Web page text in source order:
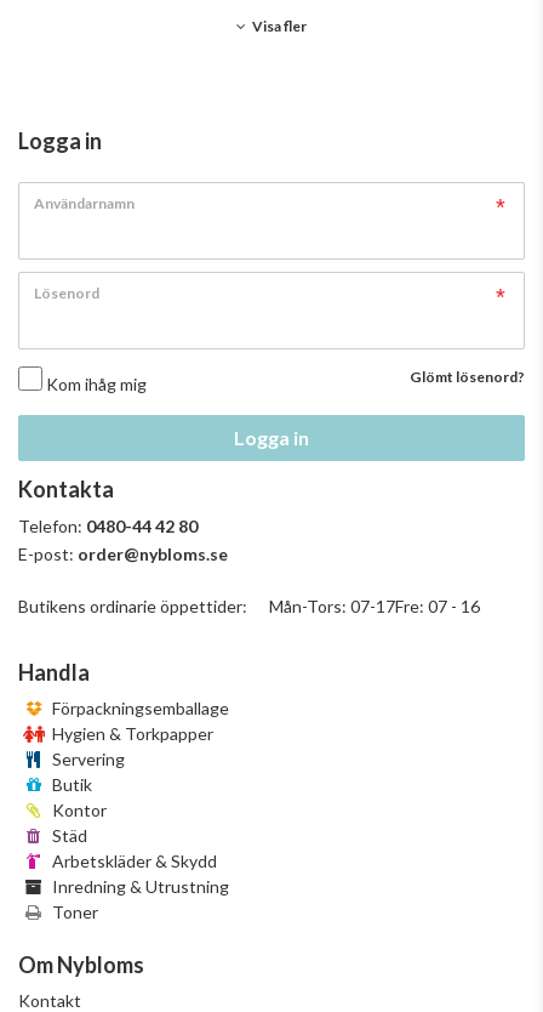
Visa fler
Logga in
Användarnamn
Lösenord
Kom ihåg mig Glömt lösenord?
Logga in
Kontakta
Telefon: 0480-44 42 80
E-post: order@nybloms.se
Butikens ordinarie öppettider: Mån-Tors: 07-17Fre: 07 - 16
Handla
Förpackningsemballage
Hygien & Torkpapper
Servering
Butik
Kontor
Städ
Arbetskläder & Skydd
Inredning & Utrustning
Toner
Om Nybloms
Kontakt